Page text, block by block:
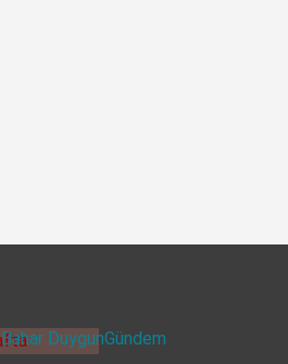
Bahar DuygunGündem